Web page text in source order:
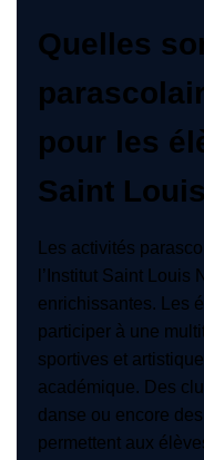
Quelles
pour les
Saint
Les activités
l’Institut Saint Louis
enrichissantes. Les
participer à une
sportives et
académique. Des
danse ou encore
permettent aux